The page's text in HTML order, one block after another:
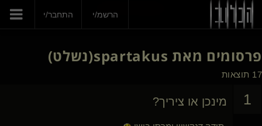
הצטרפי עכשיו
הרשמ/י התחבר/י
פרסומים מאת spartakus(נשלט)
17 תוצאות
1 מינכן או ציריך?